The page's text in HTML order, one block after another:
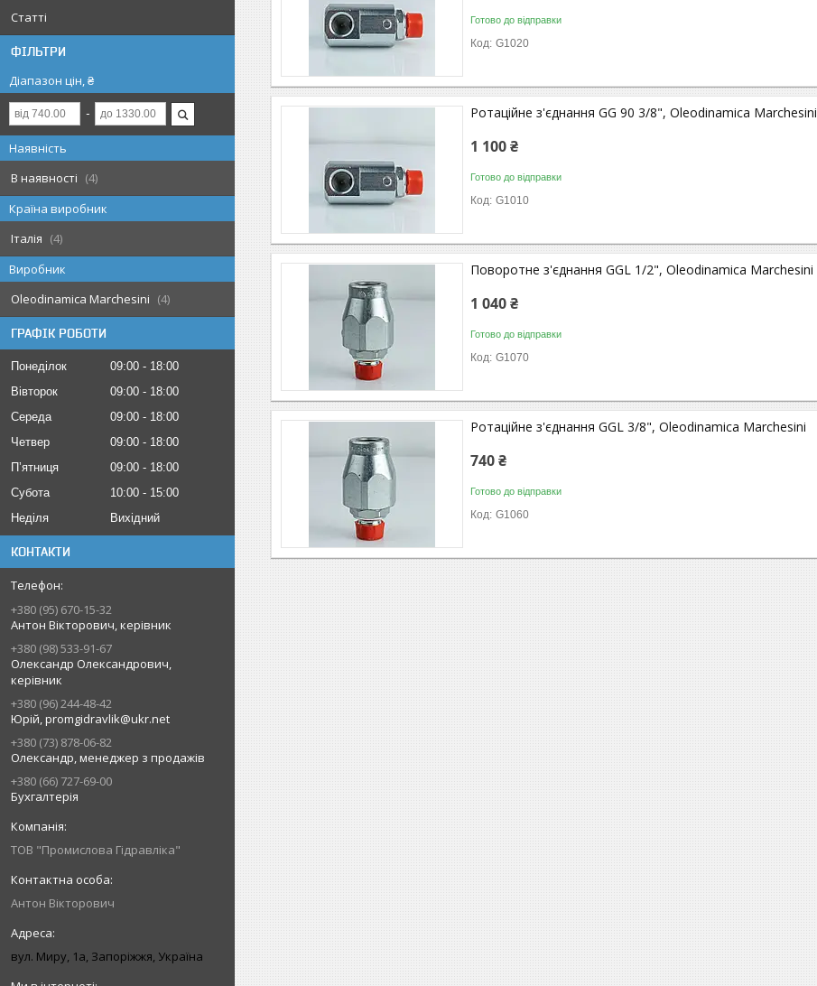
Статті
ФІЛЬТРИ
Діапазон цін, ₴
Наявність
В наявності
4
Країна виробник
Італія
4
Виробник
Oleodinamica Marchesini
4
ГРАФІК РОБОТИ
Понеділок 09:00
18:00
Вівторок
09:00
18:00
Середа
09:00
18:00
Четвер
09:00
18:00
Пʼятниця
09:00
18:00
Субота
10:00
15:00
Неділя
Вихідний
КОНТАКТИ
+380 (95) 670-15-32
Антон Вікторович, керівник
+380 (98) 533-91-67
Олександр Олександрович,
керівник
+380 (96) 244-48-42
Юрій, promgidravlik@ukr.net
+380 (73) 878-06-82
Олександр, менеджер з продажів
+380 (66) 727-69-00
Бухгалтерія
ТОВ "Промислова Гідравліка"
Антон Вікторович
вул. Миру, 1а, Запоріжжя, Україна
Готово до відправки
G1020
Ротаційне з'єднання GG 90 3/8", Oleodinamica Marchesini
1 100 ₴
Готово до відправки
G1010
Поворотне з'єднання GGL 1/2", Oleodinamica Marchesini
1 040 ₴
Готово до відправки
G1070
Ротаційне з'єднання GGL 3/8", Oleodinamica Marchesini
740 ₴
Готово до відправки
G1060